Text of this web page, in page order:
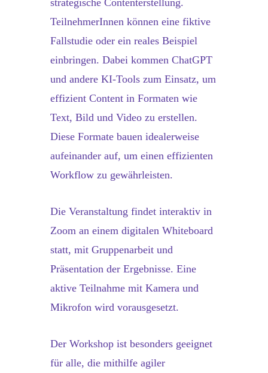
strategische Contenterstellung.
TeilnehmerInnen können eine fiktive
Fallstudie oder ein reales Beispiel
einbringen. Dabei kommen ChatGPT
und andere KI-Tools zum Einsatz, um
effizient Content in Formaten wie
Text, Bild und Video zu erstellen.
Diese Formate bauen idealerweise
aufeinander auf, um einen effizienten
Workflow zu gewährleisten.
Die Veranstaltung findet interaktiv in
Zoom an einem digitalen Whiteboard
statt, mit Gruppenarbeit und
Präsentation der Ergebnisse. Eine
aktive Teilnahme mit Kamera und
Mikrofon wird vorausgesetzt.
Der Workshop ist besonders geeignet
für alle, die mithilfe agiler